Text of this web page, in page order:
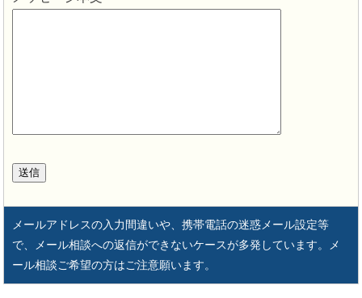
メールアドレスの入力間違いや、携帯電話の迷惑メール設定等
で、メール相談への返信ができないケースが多発しています。メ
ール相談ご希望の方はご注意願います。